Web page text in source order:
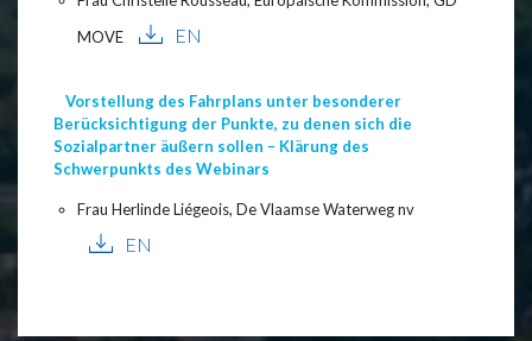
MOVE
EN
Vorstellung des Fahrplans unter besonderer
Berücksichtigung der Punkte, zu denen sich die
Sozialpartner äußern sollen – Klärung des
Schwerpunkts des Webinars
Frau Herlinde Liégeois, De Vlaamse Waterweg nv
EN